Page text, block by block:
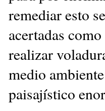
remediar esto
acertadas
realizar
medio
paisajístico